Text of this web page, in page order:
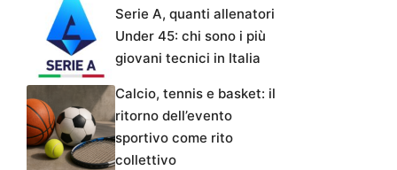
Serie A, quanti allenatori
Under 45: chi sono i più
giovani tecnici in Italia
Calcio, tennis e basket: il
ritorno dell’evento
sportivo come rito
collettivo